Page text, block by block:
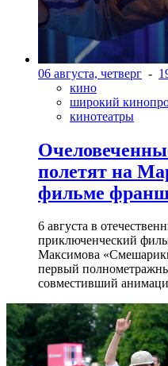
06 августа, четверг -
кино
широкий
кинотеатры
полетят на
фильме
6 августа в
приключенческий
Максимова
первый
совместивший